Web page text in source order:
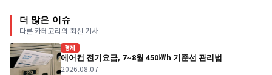
더 많은 이슈
다른 카테고리의 최신 기사
경제
에어컨 전기요금, 7~8월 450㎾h 기준선 관리법
2026.08.07